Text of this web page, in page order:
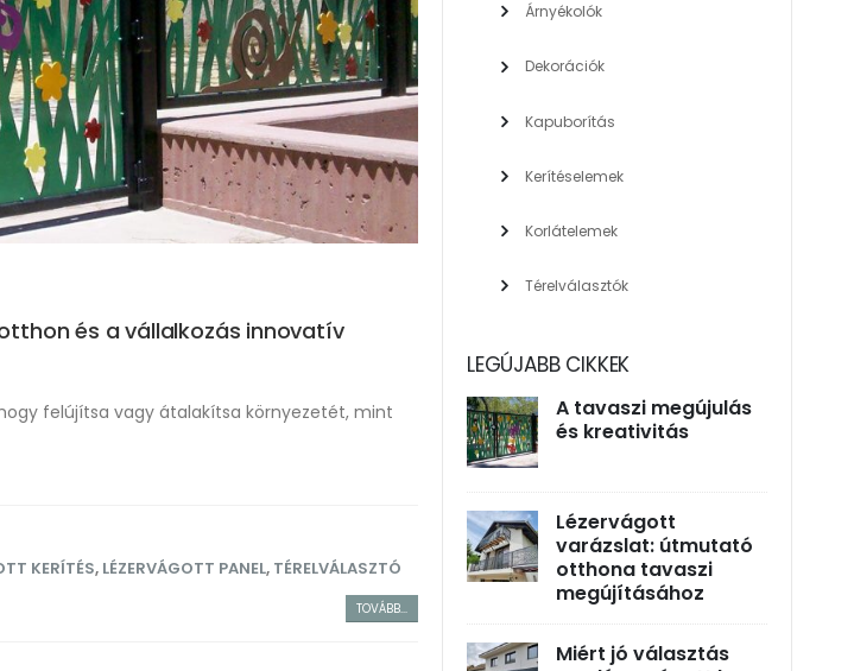
és a vállalkozás innovatív
felújítsa vagy átalakítsa környezetét, mint
KERÍTÉS, LÉZERVÁGOTT PANEL, TÉRELVÁLASZTÓ
TOVÁBB...
Árnyékolók
Dekorációk
Kapuborítás
Kerítéselemek
Korlátelemek
Térelválasztók
LEGÚJABB CIKKEK
A tavaszi megújulás
és kreativitás
Lézervágott
varázslat: útmutató
otthona tavaszi
megújításához
Miért jó választás